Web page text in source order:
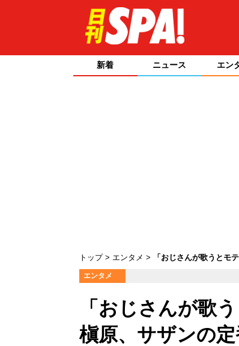
新着 ニュース エン
トップ エンタメ 「おじさんが歌うとモ
エンタメ
「おじさんが歌
槇原、サザンの